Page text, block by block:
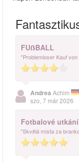
FUẞBALL
"Problemloser Kauf
Andrea Achim
szo, 7 már 2026
Fotbalové
"Skvělá místa za